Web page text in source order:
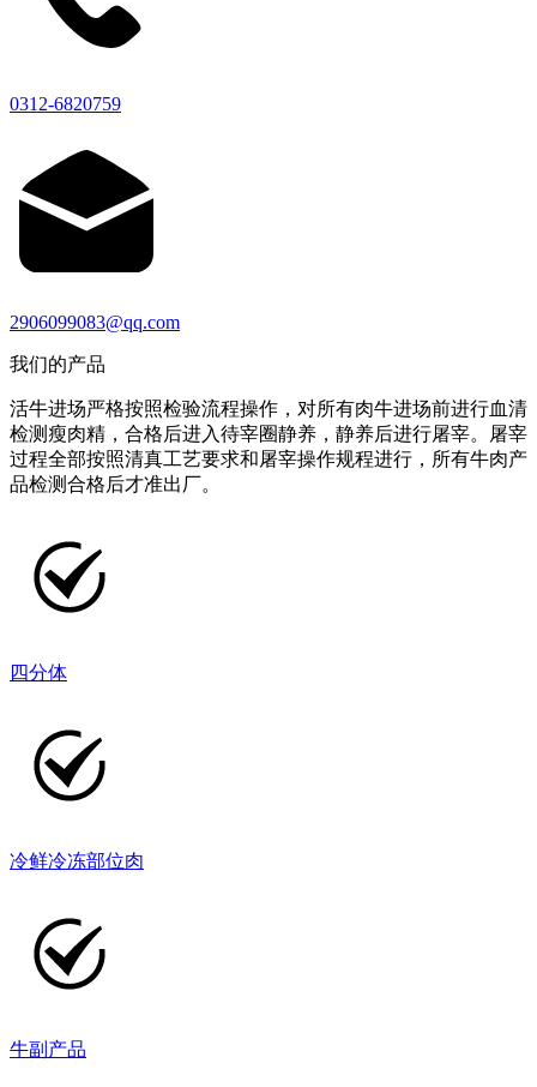
0312-6820759
2906099083@qq.com
我们的产品
活牛进场严格按照检验流程操作，对所有肉牛进场前进行血清
检测瘦肉精，合格后进入待宰圈静养，静养后进行屠宰。屠宰
过程全部按照清真工艺要求和屠宰操作规程进行，所有牛肉产
品检测合格后才准出厂。
四分体
冷鲜冷冻部位肉
牛副产品